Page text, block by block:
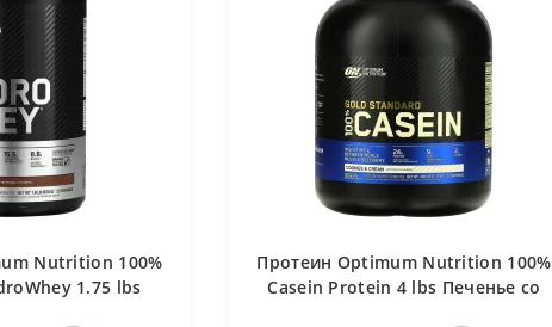
Nutrition 100%
1.75 lbs
Протеин Optimum Nutrition 100%
Casein Protein 4 lbs Печенье со